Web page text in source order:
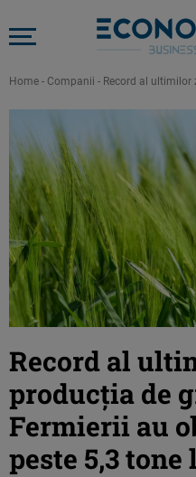
Home - Companii - Record al ultimilor
Record al
producția de
Fermierii au
peste 5,3